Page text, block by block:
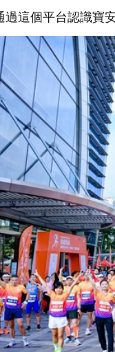
這個平台認識寶